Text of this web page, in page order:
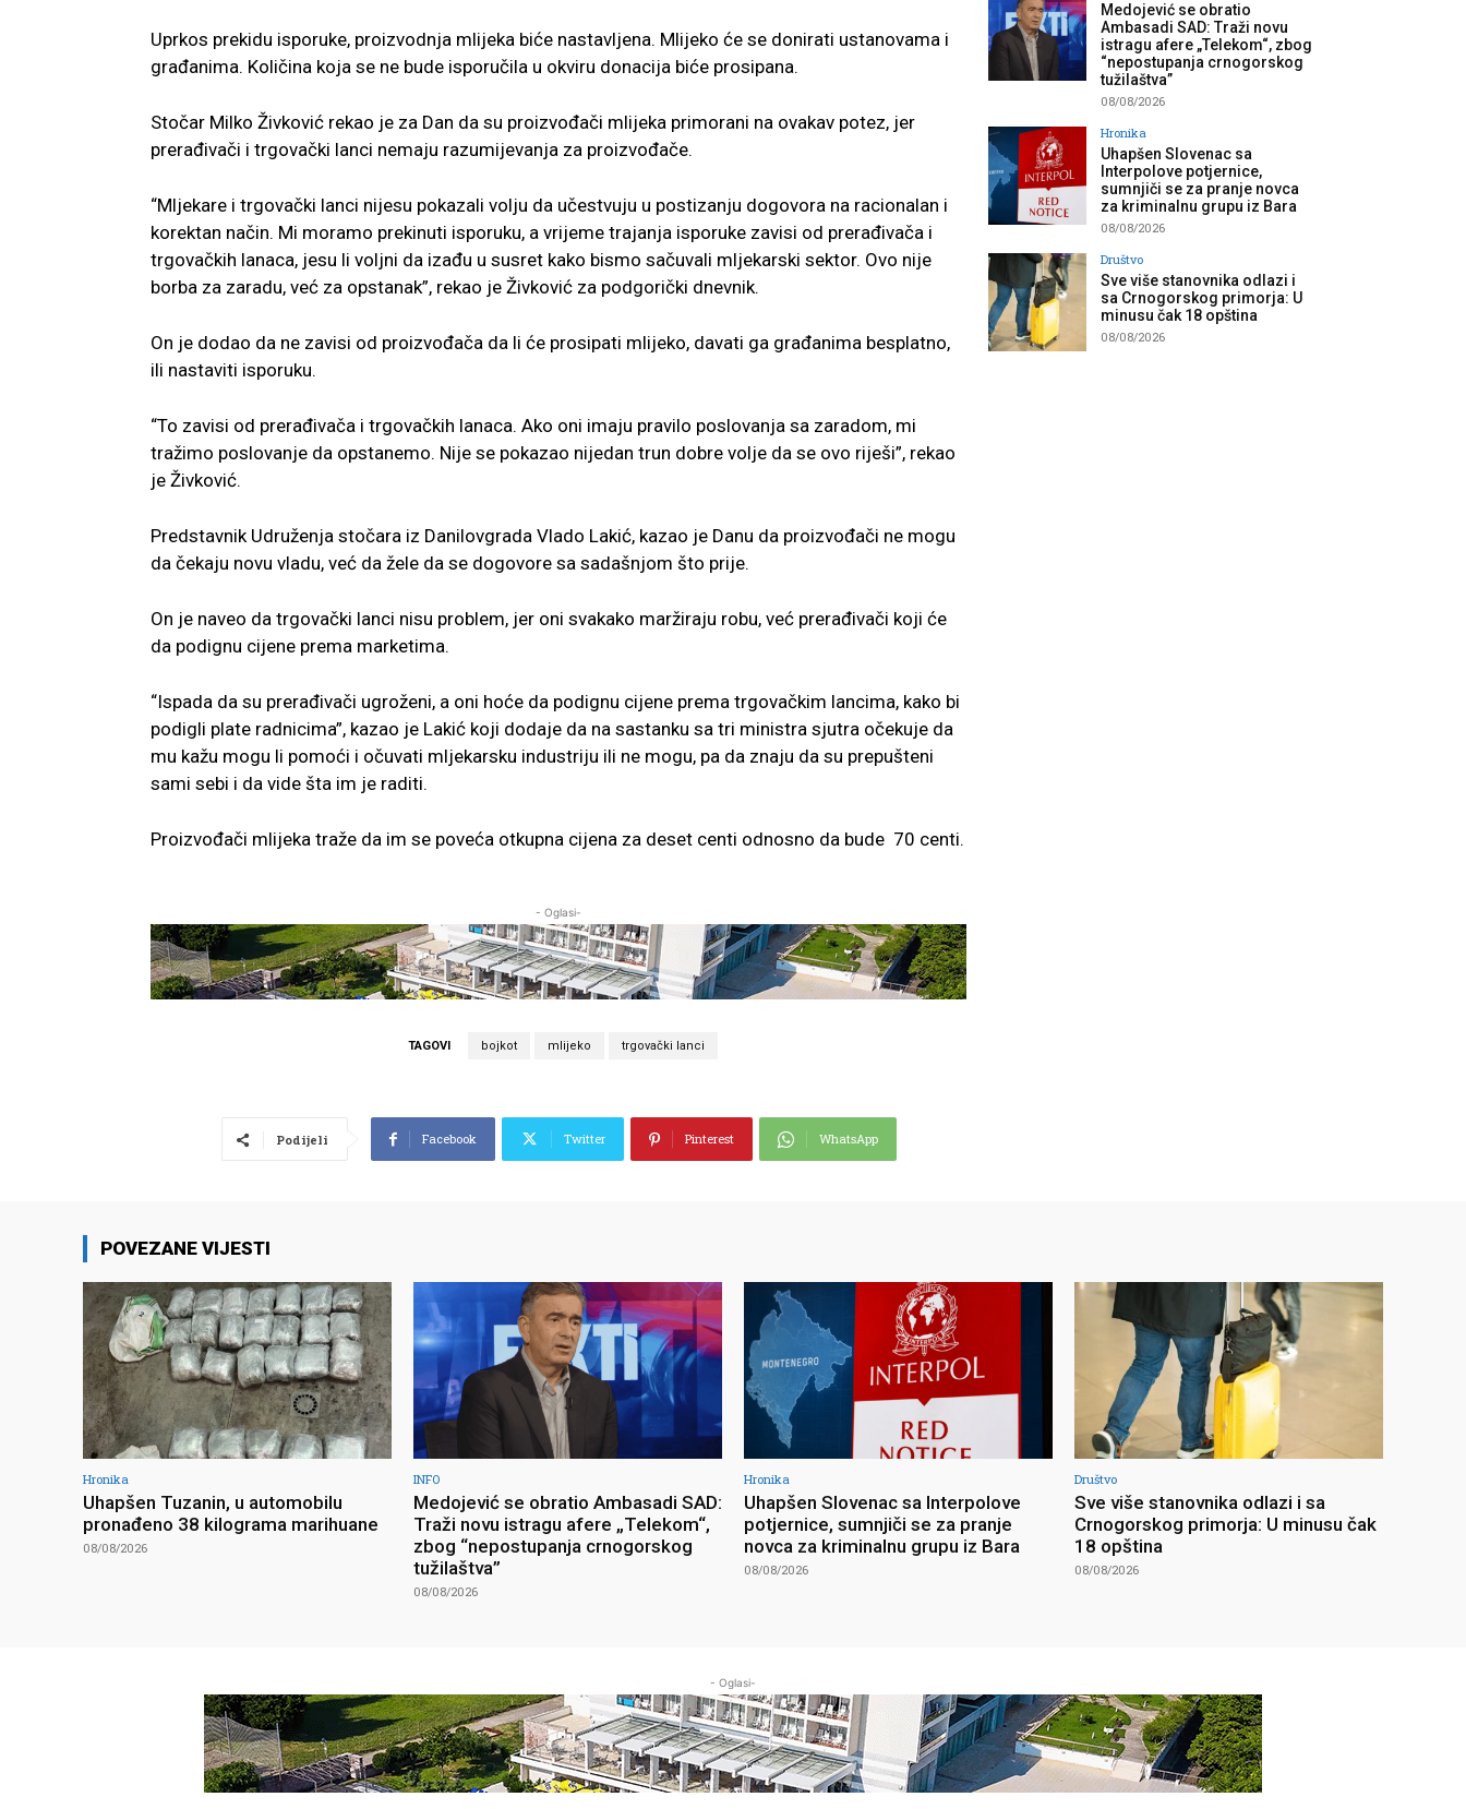
Uprkos prekidu isporuke, proizvodnja mlijeka biće nastavljena. Mlijeko će se donirati ustanovama i
građanima. Količina koja se ne bude isporučila u okviru donacija biće prosipana.
Stočar Milko Živković rekao je za Dan da su proizvođači mlijeka primorani na ovakav potez, jer
prerađivači i trgovački lanci nemaju razumijevanja za proizvođače.
“Mljekare i trgovački lanci nijesu pokazali volju da učestvuju u postizanju dogovora na racionalan i
korektan način. Mi moramo prekinuti isporuku, a vrijeme trajanja isporuke zavisi od prerađivača i
trgovačkih lanaca, jesu li voljni da izađu u susret kako bismo sačuvali mljekarski sektor. Ovo nije
borba za zaradu, već za opstanak”, rekao je Živković za podgorički dnevnik.
On je dodao da ne zavisi od proizvođača da li će prosipati mlijeko, davati ga građanima besplatno,
ili nastaviti isporuku.
“To zavisi od prerađivača i trgovačkih lanaca. Ako oni imaju pravilo poslovanja sa zaradom, mi
tražimo poslovanje da opstanemo. Nije se pokazao nijedan trun dobre volje da se ovo riješi”, rekao
je Živković.
Predstavnik Udruženja stočara iz Danilovgrada Vlado Lakić, kazao je Danu da proizvođači ne mogu
da čekaju novu vladu, već da žele da se dogovore sa sadašnjom što prije.
On je naveo da trgovački lanci nisu problem, jer oni svakako maržiraju robu, već prerađivači koji će
da podignu cijene prema marketima.
“Ispada da su prerađivači ugroženi, a oni hoće da podignu cijene prema trgovačkim lancima, kako bi
podigli plate radnicima”, kazao je Lakić koji dodaje da na sastanku sa tri ministra sjutra očekuje da
mu kažu mogu li pomoći i očuvati mljekarsku industriju ili ne mogu, pa da znaju da su prepušteni
sami sebi i da vide šta im je raditi.
Proizvođači mlijeka traže da im se poveća otkupna cijena za deset centi odnosno da bude 70 centi.
- Oglasi-
TAGOVI bojkot mlijeko trgovački lanci
Podijeli Facebook Twitter Pinterest WhatsApp
Medojević se obratio
Ambasadi SAD: Traži novu
istragu afere „Telekom“, zbog
“nepostupanja crnogorskog
tužilaštva”
08/08/2026
Hronika
Uhapšen Slovenac sa
Interpolove potjernice,
sumnjiči se za pranje novca
za kriminalnu grupu iz Bara
08/08/2026
Društvo
Sve više stanovnika odlazi i
sa Crnogorskog primorja: U
minusu čak 18 opština
08/08/2026
POVEZANE VIJESTI
Hronika
Uhapšen Tuzanin, u automobilu
pronađeno 38 kilograma marihuane
08/08/2026
INFO
Medojević se obratio Ambasadi SAD:
Traži novu istragu afere „Telekom“,
zbog “nepostupanja crnogorskog
tužilaštva”
08/08/2026
Hronika
Uhapšen Slovenac sa Interpolove
potjernice, sumnjiči se za pranje
novca za kriminalnu grupu iz Bara
08/08/2026
Društvo
Sve više stanovnika odlazi i sa
Crnogorskog primorja: U minusu čak
18 opština
08/08/2026
- Oglasi-